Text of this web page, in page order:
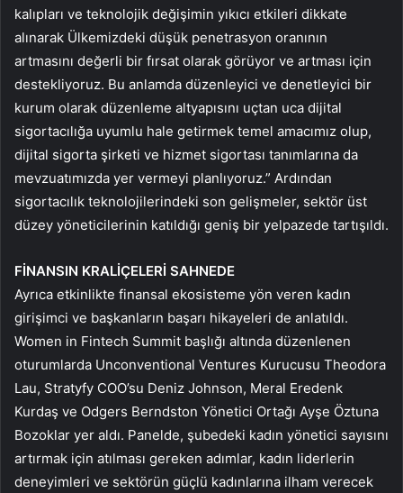
kalıpları ve teknolojik değişimin yıkıcı etkileri dikkate
alınarak Ülkemizdeki düşük penetrasyon oranının
artmasını değerli bir fırsat olarak görüyor ve artması için
destekliyoruz. Bu anlamda düzenleyici ve denetleyici bir
kurum olarak düzenleme altyapısını uçtan uca dijital
sigortacılığa uyumlu hale getirmek temel amacımız olup,
dijital sigorta şirketi ve hizmet sigortası tanımlarına da
mevzuatımızda yer vermeyi planlıyoruz.” Ardından
sigortacılık teknolojilerindeki son gelişmeler, sektör üst
düzey yöneticilerinin katıldığı geniş bir yelpazede tartışıldı.
FİNANSIN KRALİÇELERİ SAHNEDE
Ayrıca etkinlikte finansal ekosisteme yön veren kadın
girişimci ve başkanların başarı hikayeleri de anlatıldı.
Women in Fintech Summit başlığı altında düzenlenen
oturumlarda Unconventional Ventures Kurucusu Theodora
Lau, Stratyfy COO’su Deniz Johnson, Meral Eredenk
Kurdaş ve Odgers Berndston Yönetici Ortağı Ayşe Öztuna
Bozoklar yer aldı. Panelde, şubedeki kadın yönetici sayısını
artırmak için atılması gereken adımlar, kadın liderlerin
deneyimleri ve sektörün güçlü kadınlarına ilham verecek